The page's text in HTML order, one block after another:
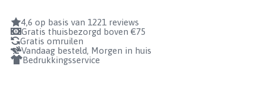
4,6 op basis van 1221 reviews
Gratis thuisbezorgd boven €75
Gratis omruilen
Vandaag besteld, Morgen in huis
Bedrukkingsservice